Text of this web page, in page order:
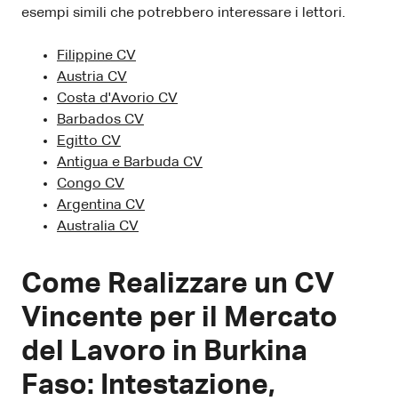
esempi simili che potrebbero interessare i lettori.
Filippine CV
Austria CV
Costa d'Avorio CV
Barbados CV
Egitto CV
Antigua e Barbuda CV
Congo CV
Argentina CV
Australia CV
Come Realizzare un CV
Vincente per il Mercato
del Lavoro in Burkina
Faso: Intestazione,